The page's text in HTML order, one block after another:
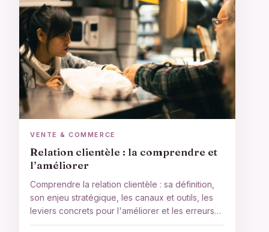
VENTE & COMMERCE
Relation clientèle : la comprendre et
l’améliorer
Comprendre la relation clientèle : sa définition,
son enjeu stratégique, les canaux et outils, les
leviers concrets pour l'améliorer et les erreurs
qui font fuir les clients.